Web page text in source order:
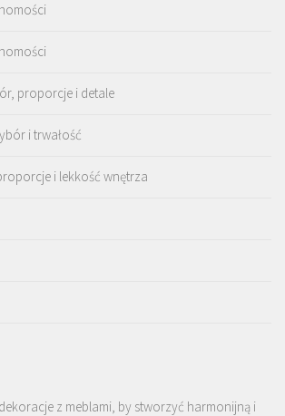
proporcje i detale
i trwałość
i lekkość wnętrza
z meblami, by stworzyć harmonijną i